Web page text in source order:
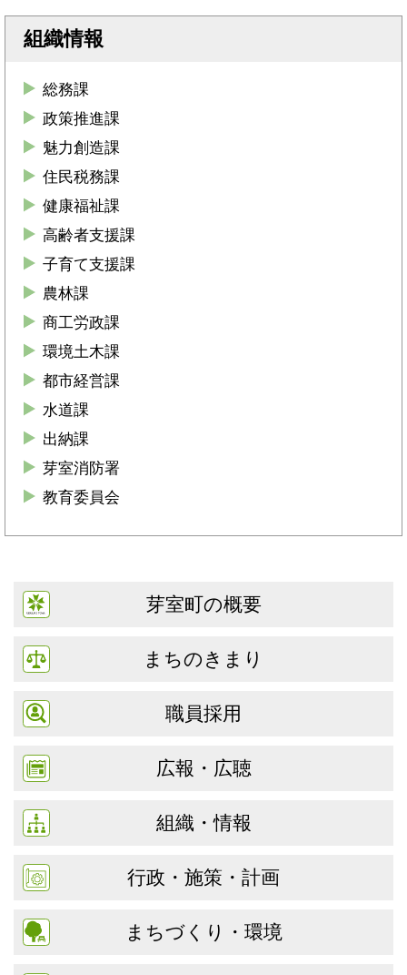
組織情報
総務課
政策推進課
魅力創造課
住民税務課
健康福祉課
高齢者支援課
子育て支援課
農林課
商工労政課
環境土木課
都市経営課
水道課
出納課
芽室消防署
教育委員会
芽室町の概要
まちのきまり
職員採用
広報・広聴
組織・情報
行政・施策・計画
まちづくり・環境